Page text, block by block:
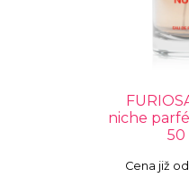
niche
50
Cena již od